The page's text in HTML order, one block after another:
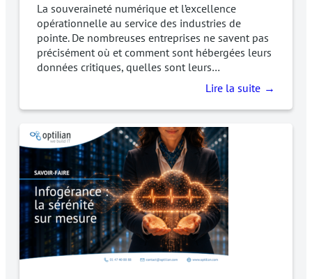
La souveraineté numérique et l’excellence
opérationnelle au service des industries de
pointe. De nombreuses entreprises ne savent pas
précisément où et comment sont hébergées leurs
données critiques, quelles sont leurs…
Lire la suite